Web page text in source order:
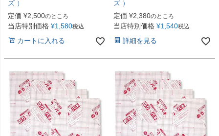
ズ ）
定価 ¥2,500のところ
当店特別価格 ¥1,580税込
カートに入れる
ズ ）
定価 ¥2,380のところ
当店特別価格 ¥1,540税込
詳細を見る